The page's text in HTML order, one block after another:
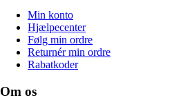
Min konto
Hjælpecenter
Følg min ordre
Returnér min ordre
Rabatkoder
Om os